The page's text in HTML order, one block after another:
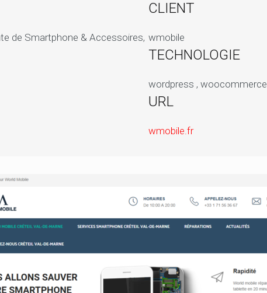
de Smartphone & Accessoires,
CLIENT
wmobile
TECHNOLOGIE
wordpress , woocommerce
URL
wmobile.fr